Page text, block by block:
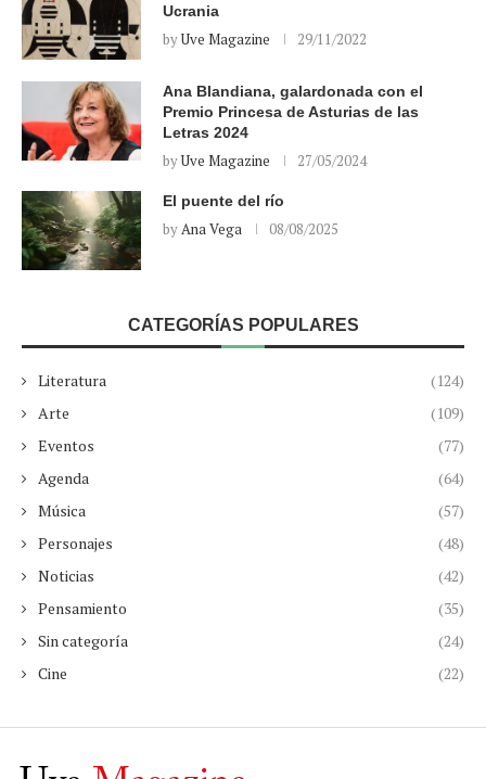
Ucrania
byUve Magazine 29/11/2022
Ana Blandiana, galardonada con el
Premio Princesa de Asturias de las
Letras 2024
byUve Magazine 27/05/2024
El puente del río
byAna Vega 08/08/2025
CATEGORÍAS POPULARES
Literatura
(124)
Arte
(109)
Eventos
(77)
Agenda
(64)
Música
(57)
Personajes
(48)
Noticias
(42)
Pensamiento
(35)
Sin categoría
(24)
Cine
(22)